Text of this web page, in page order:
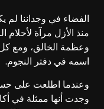
الفضاء في وجداننا لم
منذ الأزل مرآة لأحلام
وعظمة الخالق، ومع
اسمه في دفتر النجوم.
وعندما اطلعت على
وجدت أنها ممثلة في